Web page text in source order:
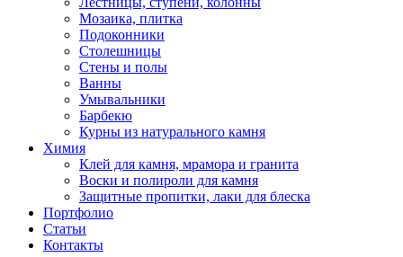
Мозаика, плитка
Подоконники
Столешницы
Стены и полы
Ванны
Умывальники
Барбекю
Курны из натурального камня
Химия
Клей для камня, мрамора и гранита
Воски и полироли для камня
Защитные пропитки, лаки для блеска
Портфолио
Статьи
Контакты